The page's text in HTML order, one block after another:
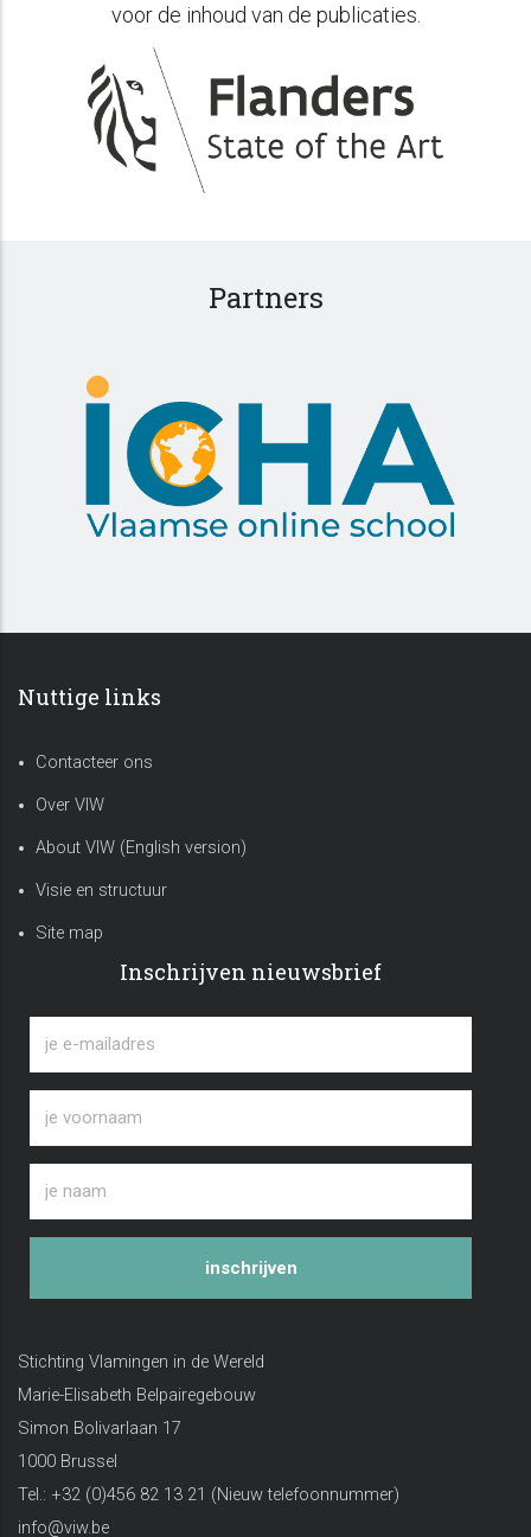
voor de inhoud van de publicaties.
Partners
Nuttige links
Contacteer ons
Over VIW
About VIW (English version)
Visie en structuur
Site map
Inschrijven nieuwsbrief
inschrijven
Stichting Vlamingen in de Wereld
Marie-Elisabeth Belpairegebouw
Simon Bolivarlaan 17
1000 Brussel
Tel.: +32 (0)456 82 13 21 (Nieuw telefoonnummer)
info@viw.be